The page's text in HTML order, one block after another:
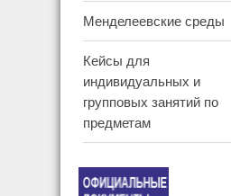
Менделеевские среды
Кейсы для
индивидуальных и
групповых занятий по
предметам